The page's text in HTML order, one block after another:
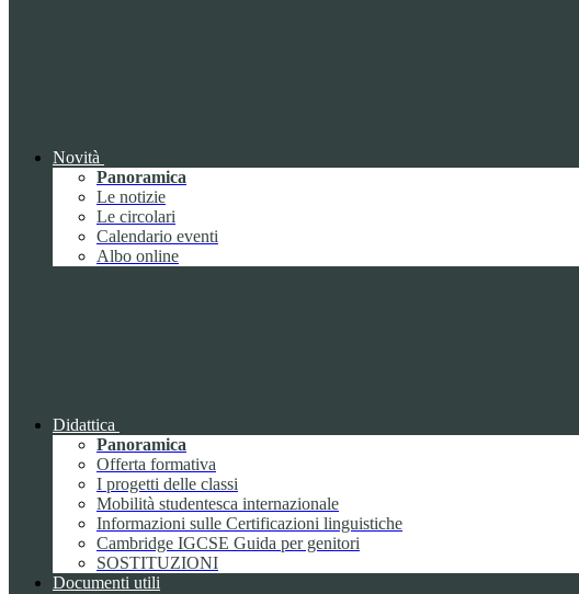
Novità
Panoramica
Le notizie
Le circolari
Calendario eventi
Albo online
Didattica
Panoramica
Offerta formativa
I progetti delle classi
Mobilità studentesca internazionale
Informazioni sulle Certificazioni linguistiche
Cambridge IGCSE Guida per genitori
SOSTITUZIONI
Documenti utili